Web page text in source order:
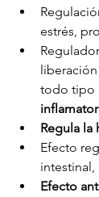
estrés,
todo tipo
Regula la
Efecto
intestinal,
Efecto